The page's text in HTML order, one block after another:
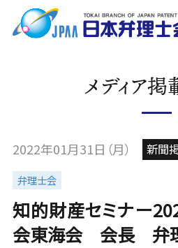
メディア
知的財産セミナー
会東海会 会長 弁
2022年01月31日（月） 新聞
弁理士会